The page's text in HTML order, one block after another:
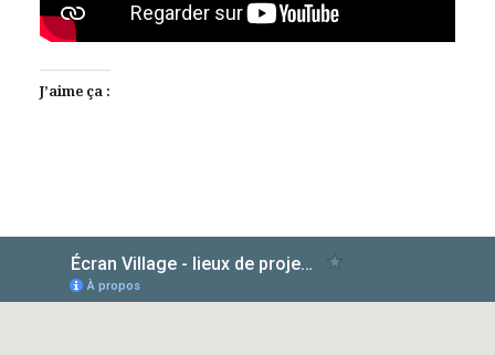
J’aime ça :
AlloCiné